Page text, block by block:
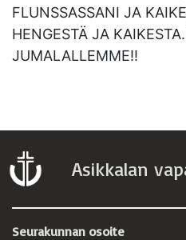
FLUNSSASSANI JA
HENGESTÄ JA
JUMALALLEMME!!
Asikkalan
Seurakunnan osoite